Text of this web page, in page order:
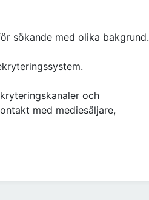
sökande med olika bakgrund.
och
med mediesäljare,